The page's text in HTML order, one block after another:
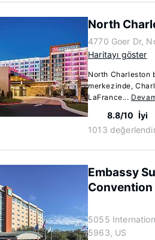
North
4770 Goer Dr,
Haritayı göster
North Charleston
merkezinde,
LaFrance...
8.8/10 İyi
1013
Embassy
Convention
5055
5963, US